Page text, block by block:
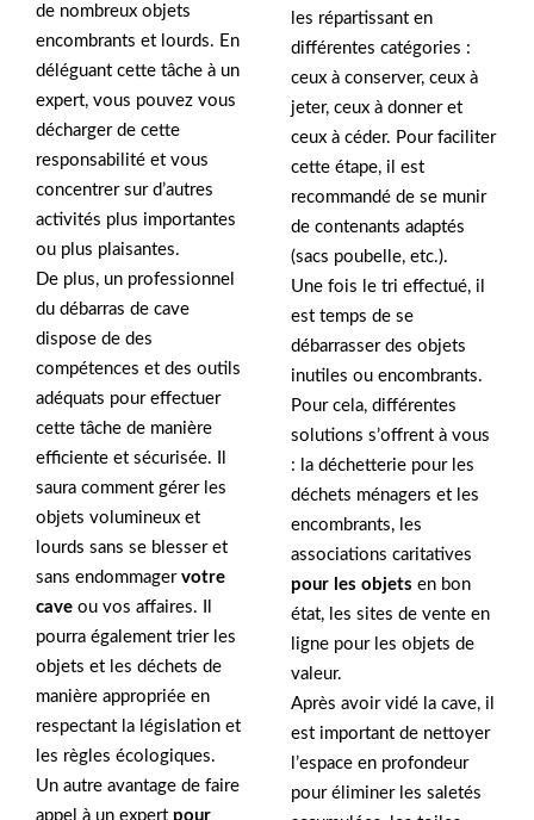
de nombreux objets
encombrants et lourds. En
déléguant cette tâche à un
expert, vous pouvez vous
décharger de cette
responsabilité et vous
concentrer sur d’autres
activités plus importantes
ou plus plaisantes.
De plus, un professionnel
du débarras de cave
dispose de des
compétences et des outils
adéquats pour effectuer
cette tâche de manière
efficiente et sécurisée. Il
saura comment gérer les
objets volumineux et
lourds sans se blesser et
sans endommager votre
cave ou vos affaires. Il
pourra également trier les
objets et les déchets de
manière appropriée en
respectant la législation et
les règles écologiques.
Un autre avantage de faire
appel à un expert pour
les répartissant en
différentes catégories :
ceux à conserver, ceux à
jeter, ceux à donner et
ceux à céder. Pour faciliter
cette étape, il est
recommandé de se munir
de contenants adaptés
(sacs poubelle, etc.).
Une fois le tri effectué, il
est temps de se
débarrasser des objets
inutiles ou encombrants.
Pour cela, différentes
solutions s’offrent à vous
: la déchetterie pour les
déchets ménagers et les
encombrants, les
associations caritatives
pour les objets en bon
état, les sites de vente en
ligne pour les objets de
valeur.
Après avoir vidé la cave, il
est important de nettoyer
l’espace en profondeur
pour éliminer les saletés